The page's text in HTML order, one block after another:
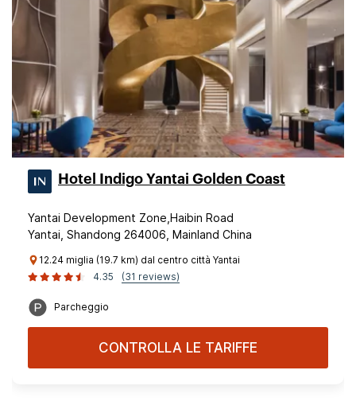
Hotel Indigo Yantai Golden Coast
Yantai Development Zone,Haibin Road
Yantai, Shandong 264006, Mainland China
12.24 miglia (19.7 km) dal centro città Yantai
4.35
(31 reviews)
Parcheggio
CONTROLLA LE TARIFFE